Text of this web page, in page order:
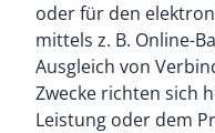
oder für den
mittels z. B. Online-
Ausgleich von
Zwecke richten sich
Leistung oder dem